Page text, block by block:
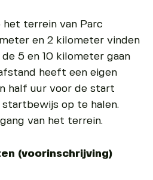
terrein van Parc
en 2 kilometer vinden
5 en 10 kilometer gaan
heeft een eigen
half uur voor de start
op te halen.
van het terrein.
(voorinschrijving)